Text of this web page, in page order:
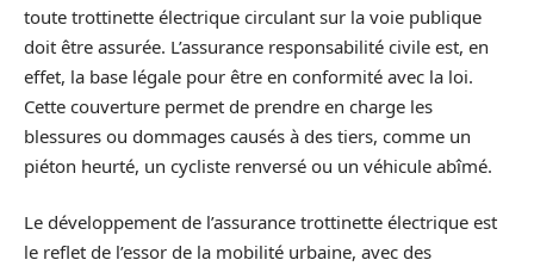
toute trottinette électrique circulant sur la voie publique
doit être assurée. L’assurance responsabilité civile est, en
effet, la base légale pour être en conformité avec la loi.
Cette couverture permet de prendre en charge les
blessures ou dommages causés à des tiers, comme un
piéton heurté, un cycliste renversé ou un véhicule abîmé.
Le développement de l’assurance trottinette électrique est
le reflet de l’essor de la mobilité urbaine, avec des